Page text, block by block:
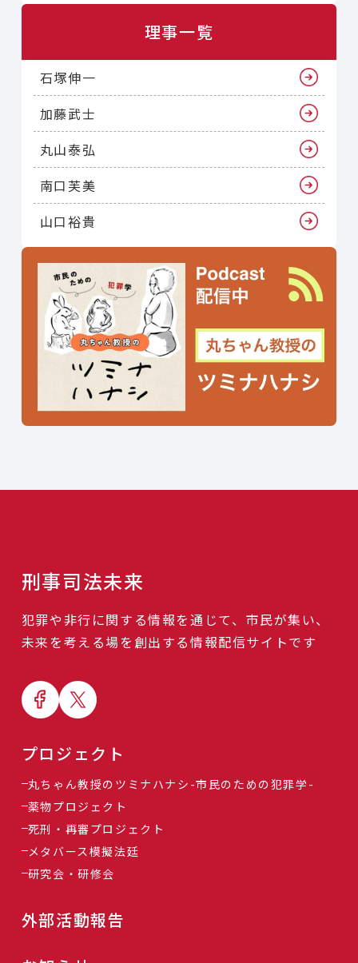
理事一覧
石塚伸一
加藤武士
丸山泰弘
南口芙美
山口裕貴
刑事司法未来
犯罪や非行に関する情報を通じて、市民が集い、
未来を考える場を創出する情報配信サイトです
プロジェクト
丸ちゃん教授のツミナハナシ-市民のための犯罪学-
薬物プロジェクト
死刑・再審プロジェクト
メタバース模擬法廷
研究会・研修会
外部活動報告